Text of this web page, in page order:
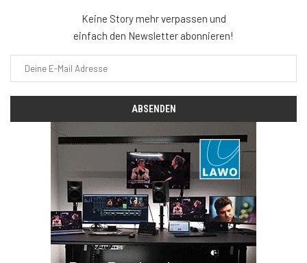
Keine Story mehr verpassen und
einfach den Newsletter abonnieren!